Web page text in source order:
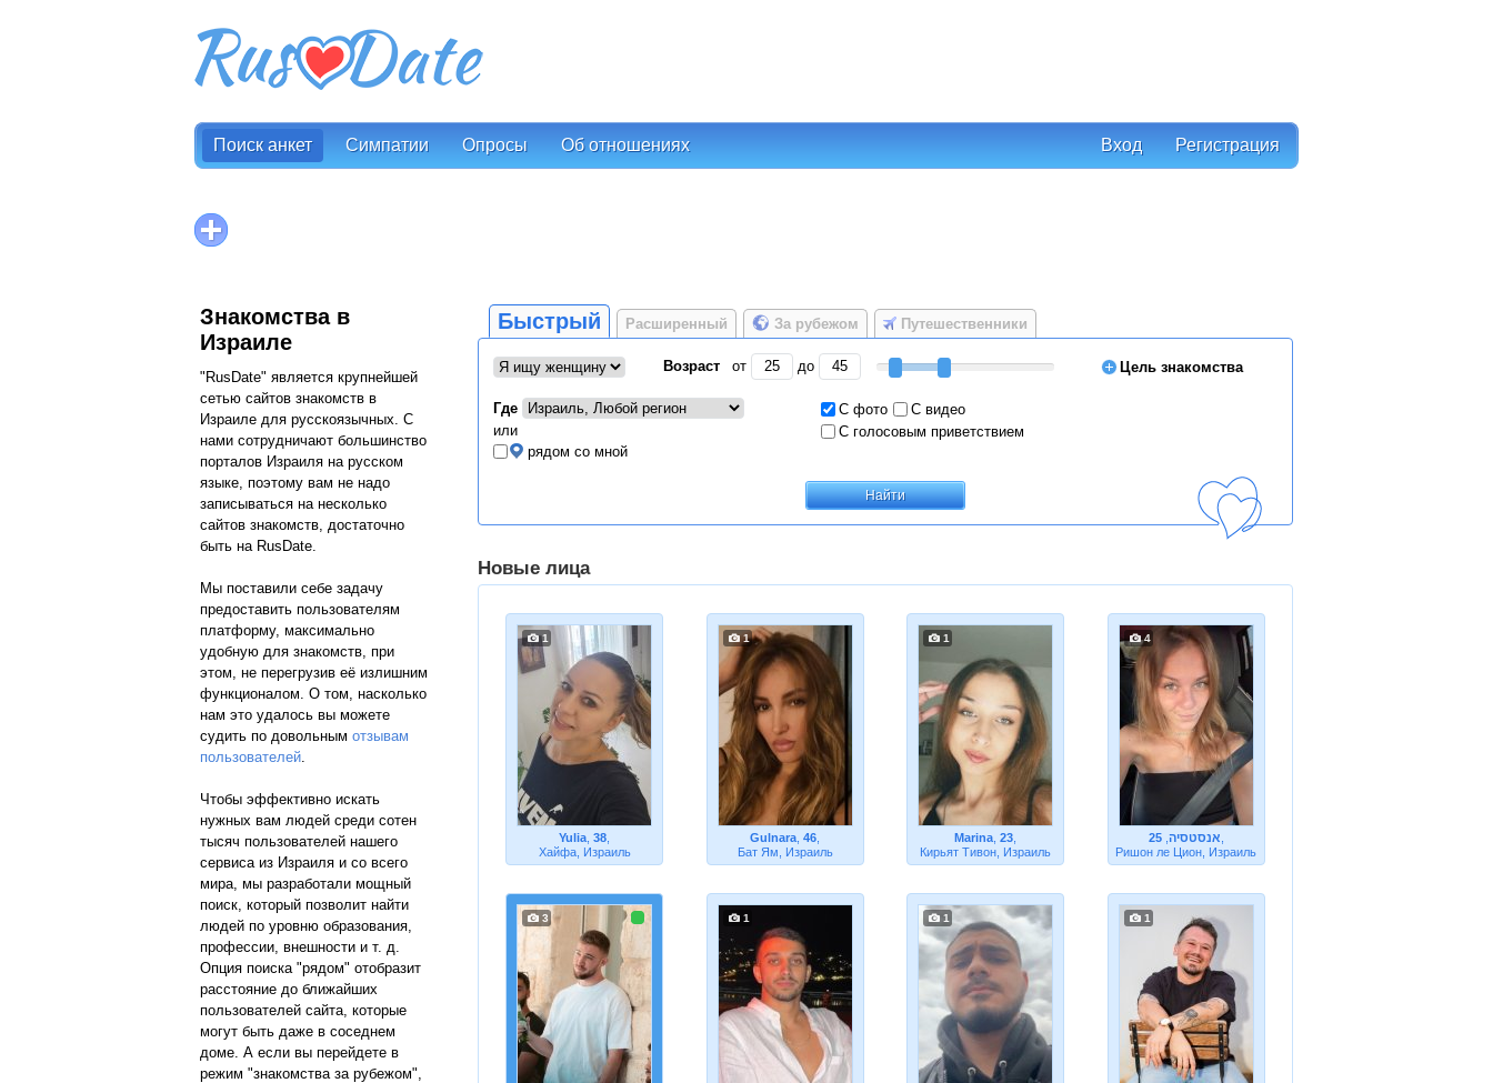
Поиск анкет Симпатии Опросы Об отношениях Регистрация
Вход
Знакомства в
Израиле
"RusDate" является крупнейшей
сетью сайтов знакомств в
Израиле для русскоязычных. С
нами сотрудничают большинство
порталов Израиля на русском
языке, поэтому вам не надо
записываться на несколько
сайтов знакомств, достаточно
быть на RusDate.
Мы поставили себе задачу
предоставить пользователям
платформу, максимально
удобную для знакомств, при
этом, не перегрузив её излишним
функционалом. О том, насколько
нам это удалось вы можете
судить по довольным отзывам
пользователей.
Чтобы эффективно искать
нужных вам людей среди сотен
тысяч пользователей нашего
сервиса из Израиля и со всего
мира, мы разработали мощный
поиск, который позволит найти
людей по уровню образования,
профессии, внешности и т. д.
Опция поиска "рядом" отобразит
расстояние до ближайших
пользователей сайта, которые
могут быть даже в соседнем
доме. А если вы перейдете в
режим "знакомства за рубежом",
Быстрый Расширенный За рубежом Путешественники
Возраст от до Цель знакомства
Где С фото
С видео
С голосовым приветствием
или
рядом со мной
Новые лица
1
Yulia ,38
Хайфа, Израиль
1
Gulnara ,46
Бат Ям, Израиль
1
Marina ,23
Кирьят Тивон, Израиль
4
אנסטסיה ,
25
Ришон ле Цион, Израиль
3 1 1 1